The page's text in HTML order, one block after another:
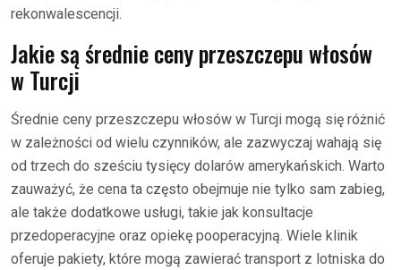
rekonwalescencji.
Jakie są średnie ceny przeszczepu włosów
w Turcji
Średnie ceny przeszczepu włosów w Turcji mogą się różnić
w zależności od wielu czynników, ale zazwyczaj wahają się
od trzech do sześciu tysięcy dolarów amerykańskich. Warto
zauważyć, że cena ta często obejmuje nie tylko sam zabieg,
ale także dodatkowe usługi, takie jak konsultacje
przedoperacyjne oraz opiekę pooperacyjną. Wiele klinik
oferuje pakiety, które mogą zawierać transport z lotniska do